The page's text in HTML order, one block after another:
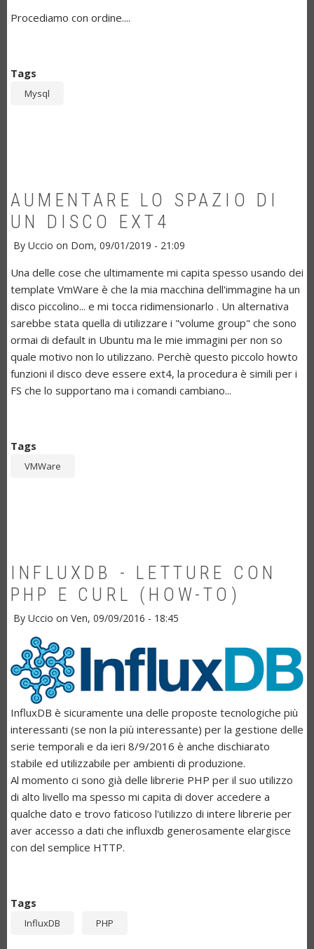
Procediamo con ordine....
Tags
Mysql
AUMENTARE LO SPAZIO DI
UN DISCO EXT4
By Uccio on Dom, 09/01/2019 - 21:09
Una delle cose che ultimamente mi capita spesso usando dei
template VmWare è che la mia macchina dell'immagine ha un
disco piccolino... e mi tocca ridimensionarlo . Un alternativa
sarebbe stata quella di utilizzare i "volume group" che sono
ormai di default in Ubuntu ma le mie immagini per non so
quale motivo non lo utilizzano. Perchè questo piccolo howto
funzioni il disco deve essere ext4, la procedura è simili per i
FS che lo supportano ma i comandi cambiano...
Tags
VMWare
INFLUXDB - LETTURE CON
PHP E CURL (HOW-TO)
By Uccio on Ven, 09/09/2016 - 18:45
InfluxDB è sicuramente una delle proposte tecnologiche più
interessanti (se non la più interessante) per la gestione delle
serie temporali e da ieri 8/9/2016 è anche dischiarato
stabile ed utilizzabile per ambienti di produzione.
Al momento ci sono già delle librerie PHP per il suo utilizzo
di alto livello ma spesso mi capita di dover accedere a
qualche dato e trovo faticoso l'utilizzo di intere librerie per
aver accesso a dati che influxdb generosamente elargisce
con del semplice HTTP.
Tags
InfluxDB PHP